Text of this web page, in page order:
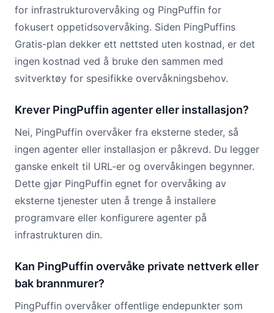
for infrastrukturovervåking og PingPuffin for
fokusert oppetidsovervåking. Siden PingPuffins
Gratis-plan dekker ett nettsted uten kostnad, er det
ingen kostnad ved å bruke den sammen med
svitverktøy for spesifikke overvåkningsbehov.
Krever PingPuffin agenter eller installasjon?
Nei, PingPuffin overvåker fra eksterne steder, så
ingen agenter eller installasjon er påkrevd. Du legger
ganske enkelt til URL-er og overvåkingen begynner.
Dette gjør PingPuffin egnet for overvåking av
eksterne tjenester uten å trenge å installere
programvare eller konfigurere agenter på
infrastrukturen din.
Kan PingPuffin overvåke private nettverk eller
bak brannmurer?
PingPuffin overvåker offentlige endepunkter som